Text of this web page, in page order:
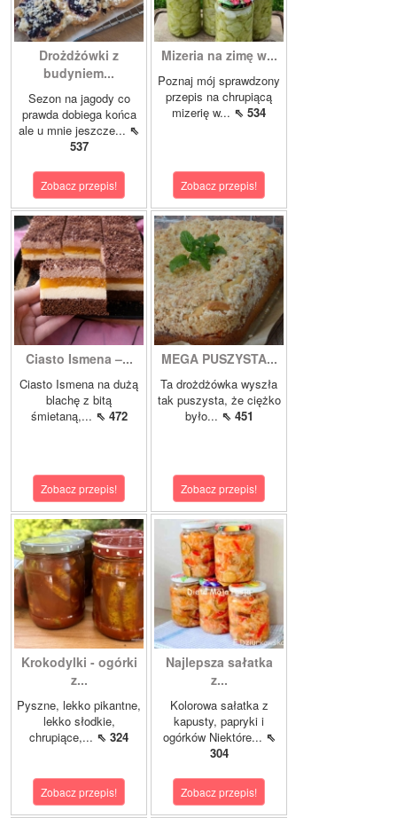
Drożdżówki z
budyniem...
Sezon na jagody co
prawda dobiega końca
ale u mnie jeszcze... ⇖
537
Zobacz przepis!
Mizeria na zimę w...
Poznaj mój sprawdzony
przepis na chrupiącą
mizerię w... ⇖ 534
Zobacz przepis!
Ciasto Ismena –...
Ciasto Ismena na dużą
blachę z bitą
śmietaną,... ⇖ 472
Zobacz przepis!
MEGA PUSZYSTA...
Ta drożdżówka wyszła
tak puszysta, że ciężko
było... ⇖ 451
Zobacz przepis!
Krokodylki - ogórki
z...
Pyszne, lekko pikantne,
lekko słodkie,
chrupiące,... ⇖ 324
Zobacz przepis!
Najlepsza sałatka
z...
Kolorowa sałatka z
kapusty, papryki i
ogórków Niektóre... ⇖
304
Zobacz przepis!